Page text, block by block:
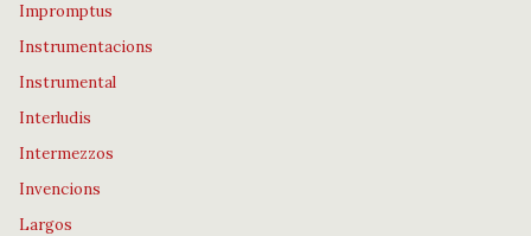
Impromptus
Instrumentacions
Instrumental
Interludis
Intermezzos
Invencions
Largos